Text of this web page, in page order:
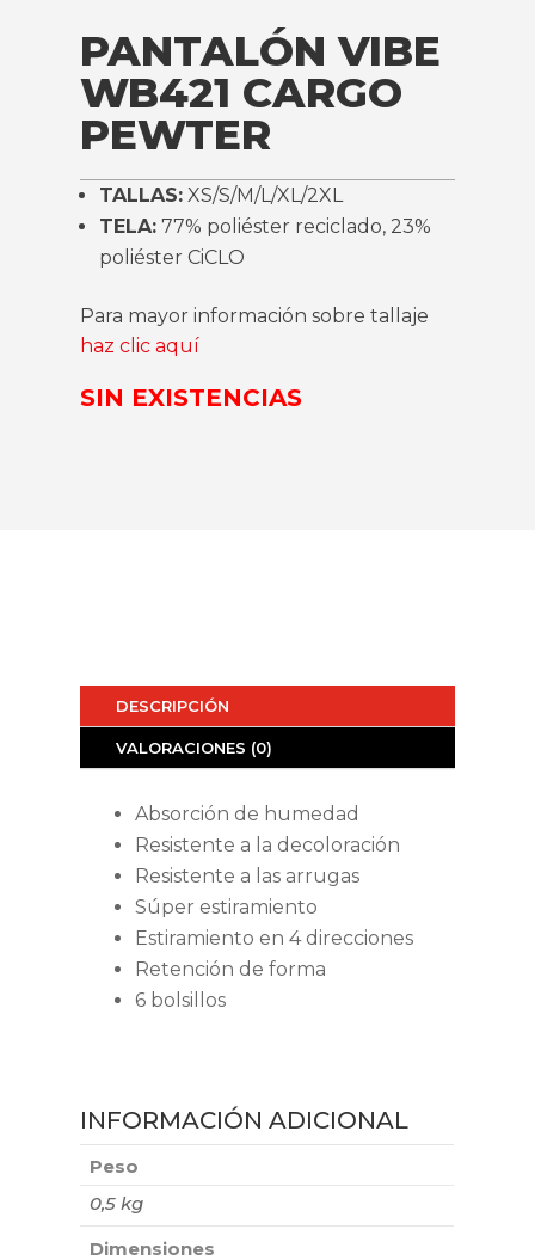
PANTALÓN VIBE
WB421 CARGO
PEWTER
TALLAS: XS/S/M/L/XL/2XL
TELA: 77% poliéster reciclado, 23%
poliéster CiCLO
Para mayor información sobre tallaje
haz clic aquí
SIN EXISTENCIAS
DESCRIPCIÓN
VALORACIONES (0)
Absorción de humedad
Resistente a la decoloración
Resistente a las arrugas
Súper estiramiento
Estiramiento en 4 direcciones
Retención de forma
6 bolsillos
INFORMACIÓN ADICIONAL
Peso
0,5 kg
Dimensiones